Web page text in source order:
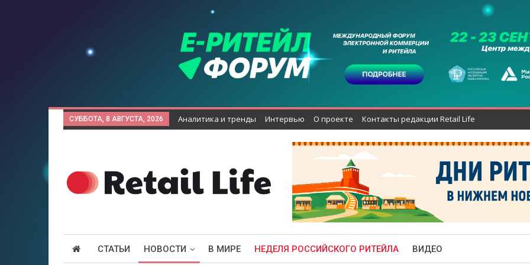
СУББОТА, 8 АВГУСТА, 2026 Аналитика и тренды Интервью О проекте Контакты редакции Retail Life
СТАТЬИ НОВОСТИ В МИРЕ НЕДЕЛЯ РОССИЙСКОГО РИТЕЙЛА ВИДЕО